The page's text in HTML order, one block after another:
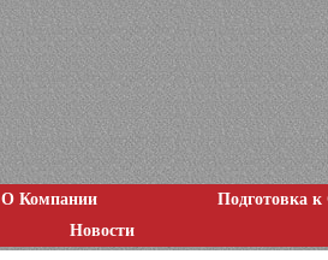
О Компании
Подготовка
Новости